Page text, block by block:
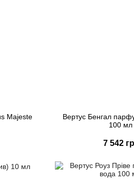
Majeste
Вертус Бенгал
100 мл
7 542
Швидке